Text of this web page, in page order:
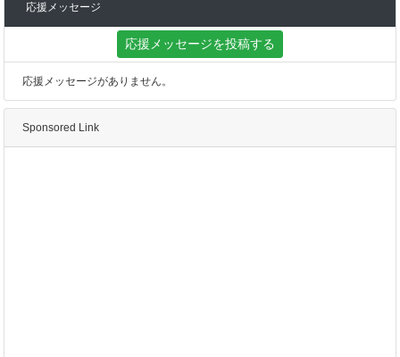
応援メッセージ
応援メッセージを投稿する
応援メッセージがありません。
Sponsored Link